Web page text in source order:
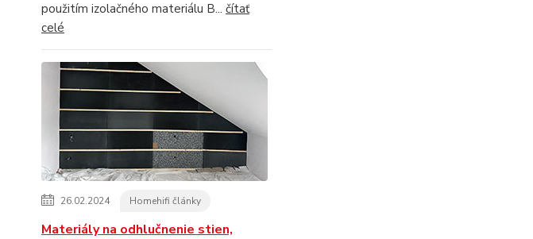
použitím izolačného materiálu B... čítať
celé
26.02.2024 Homehifi články
Materiály na odhlučnenie stien,